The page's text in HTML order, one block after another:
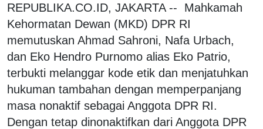
REPUBLIKA.CO.ID, JAKARTA -- Mahkamah
Kehormatan Dewan (MKD) DPR RI
memutuskan Ahmad Sahroni, Nafa Urbach,
dan Eko Hendro Purnomo alias Eko Patrio,
terbukti melanggar kode etik dan menjatuhkan
hukuman tambahan dengan memperpanjang
masa nonaktif sebagai Anggota DPR RI.
Dengan tetap dinonaktifkan dari Anggota DPR